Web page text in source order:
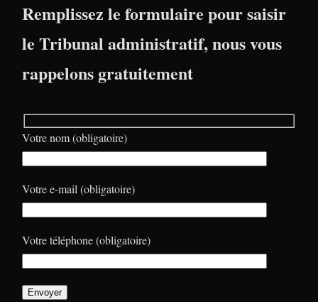
Remplissez le formulaire pour saisir
le Tribunal administratif, nous vous
rappelons gratuitement
Votre nom (obligatoire)
Votre e-mail (obligatoire)
Votre téléphone (obligatoire)